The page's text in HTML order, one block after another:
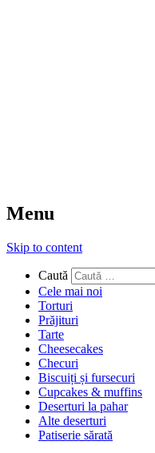
Menu
Skip to content
Caută
Cele mai noi
Torturi
Prăjituri
Tarte
Cheesecakes
Checuri
Biscuiți și fursecuri
Cupcakes & muffins
Deserturi la pahar
Alte deserturi
Patiserie sărată